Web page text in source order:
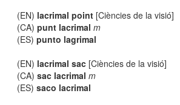
(EN) lacrimal point [Ciències de la visió]
(CA)punt lacrimal m
(ES)punto lagrimal
(EN) lacrimal sac [Ciències de la visió]
(CA)sac lacrimal m
(ES)saco lacrimal